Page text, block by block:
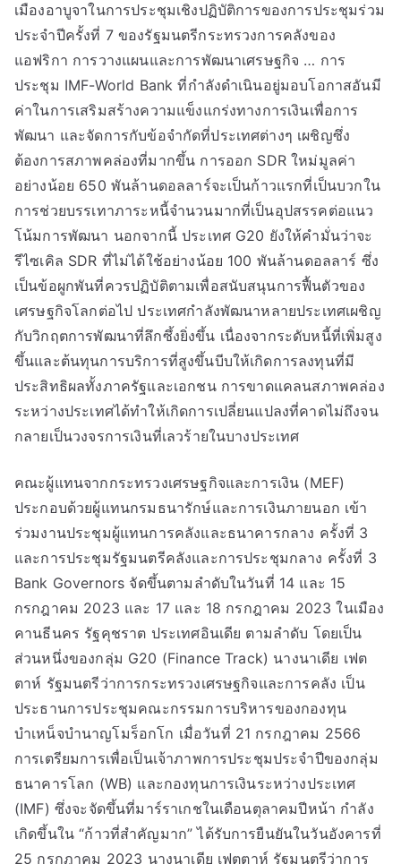
เมืองอาบูจาในการประชุมเชิงปฏิบัติการของการประชุมร่วม
ประจำปีครั้งที่ 7 ของรัฐมนตรีกระทรวงการคลังของ
แอฟริกา การวางแผนและการพัฒนาเศรษฐกิจ … การ
ประชุม IMF-World Bank ที่กำลังดำเนินอยู่มอบโอกาสอันมี
ค่าในการเสริมสร้างความแข็งแกร่งทางการเงินเพื่อการ
พัฒนา และจัดการกับข้อจำกัดที่ประเทศต่างๆ เผชิญซึ่ง
ต้องการสภาพคล่องที่มากขึ้น การออก SDR ใหม่มูลค่า
อย่างน้อย 650 พันล้านดอลลาร์จะเป็นก้าวแรกที่เป็นบวกใน
การช่วยบรรเทาภาระหนี้จำนวนมากที่เป็นอุปสรรคต่อแนว
โน้มการพัฒนา นอกจากนี้ ประเทศ G20 ยังให้คำมั่นว่าจะ
รีไซเคิล SDR ที่ไม่ได้ใช้อย่างน้อย 100 พันล้านดอลลาร์ ซึ่ง
เป็นข้อผูกพันที่ควรปฏิบัติตามเพื่อสนับสนุนการฟื้นตัวของ
เศรษฐกิจโลกต่อไป ประเทศกำลังพัฒนาหลายประเทศเผชิญ
กับวิกฤตการพัฒนาที่ลึกซึ้งยิ่งขึ้น เนื่องจากระดับหนี้ที่เพิ่มสูง
ขึ้นและต้นทุนการบริการที่สูงขึ้นบีบให้เกิดการลงทุนที่มี
ประสิทธิผลทั้งภาครัฐและเอกชน การขาดแคลนสภาพคล่อง
ระหว่างประเทศได้ทำให้เกิดการเปลี่ยนแปลงที่คาดไม่ถึงจน
กลายเป็นวงจรการเงินที่เลวร้ายในบางประเทศ
คณะผู้แทนจากกระทรวงเศรษฐกิจและการเงิน (MEF)
ประกอบด้วยผู้แทนกรมธนารักษ์และการเงินภายนอก เข้า
ร่วมงานประชุมผู้แทนการคลังและธนาคารกลาง ครั้งที่ 3
และการประชุมรัฐมนตรีคลังและการประชุมกลาง ครั้งที่ 3
Bank Governors จัดขึ้นตามลำดับในวันที่ 14 และ 15
กรกฎาคม 2023 และ 17 และ 18 กรกฎาคม 2023 ในเมือง
คานธีนคร รัฐคุชราต ประเทศอินเดีย ตามลำดับ โดยเป็น
ส่วนหนึ่งของกลุ่ม G20 (Finance Track) นางนาเดีย เฟต
ตาห์ รัฐมนตรีว่าการกระทรวงเศรษฐกิจและการคลัง เป็น
ประธานการประชุมคณะกรรมการบริหารของกองทุน
บำเหน็จบำนาญโมร็อกโก เมื่อวันที่ 21 กรกฎาคม 2566
การเตรียมการเพื่อเป็นเจ้าภาพการประชุมประจำปีของกลุ่ม
ธนาคารโลก (WB) และกองทุนการเงินระหว่างประเทศ
(IMF) ซึ่งจะจัดขึ้นที่มาร์ราเกชในเดือนตุลาคมปีหน้า กำลัง
เกิดขึ้นใน “ก้าวที่สำคัญมาก” ได้รับการยืนยันในวันอังคารที่
25 กรกฎาคม 2023 นางนาเดีย เฟตตาห์ รัฐมนตรีว่าการ